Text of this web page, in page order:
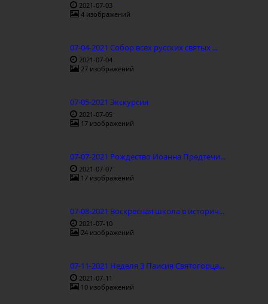
2021-07-03
4 изображений
07-04-2021 Собор всех русских святых ...
2021-07-04
27 изображений
07-05-2021 Экскурсия
2021-07-05
17 изображений
07-07-2021 Рождество Иоанна Предтечи...
2021-07-07
17 изображений
07-08-2021 Воскресная школа в историч...
2021-07-10
24 изображений
07-11-2021 Неделя 3 Паисия Святогорца...
2021-07-11
10 изображений